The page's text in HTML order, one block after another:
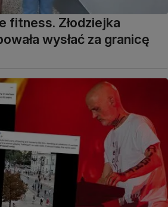
fitness. Złodziejka
wysłać za granicę